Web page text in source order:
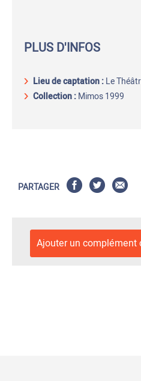
PLUS D'INFOS
Lieu de captation:Le
Collection :Mimos 1999
PARTAGER
Ajouter un complément